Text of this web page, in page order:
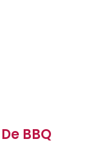
BBQ